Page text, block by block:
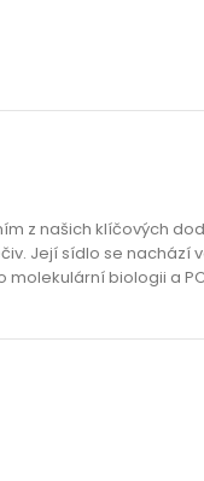
z našich klíčových
Její sídlo se
biologii a